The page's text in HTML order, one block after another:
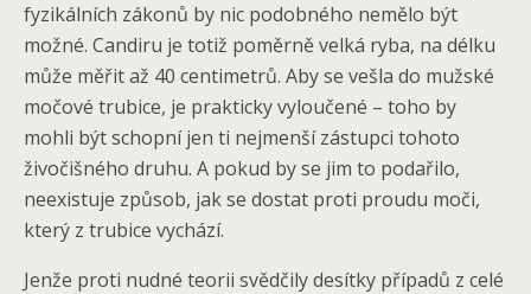
fyzikálních zákonů by nic podobného nemělo být
možné. Candiru je totiž poměrně velká ryba, na délku
může měřit až 40 centimetrů. Aby se vešla do mužské
močové trubice, je prakticky vyloučené – toho by
mohli být schopní jen ti nejmenší zástupci tohoto
živočišného druhu. A pokud by se jim to podařilo,
neexistuje způsob, jak se dostat proti proudu moči,
který z trubice vychází.
Jenže proti nudné teorii svědčily desítky případů z celé